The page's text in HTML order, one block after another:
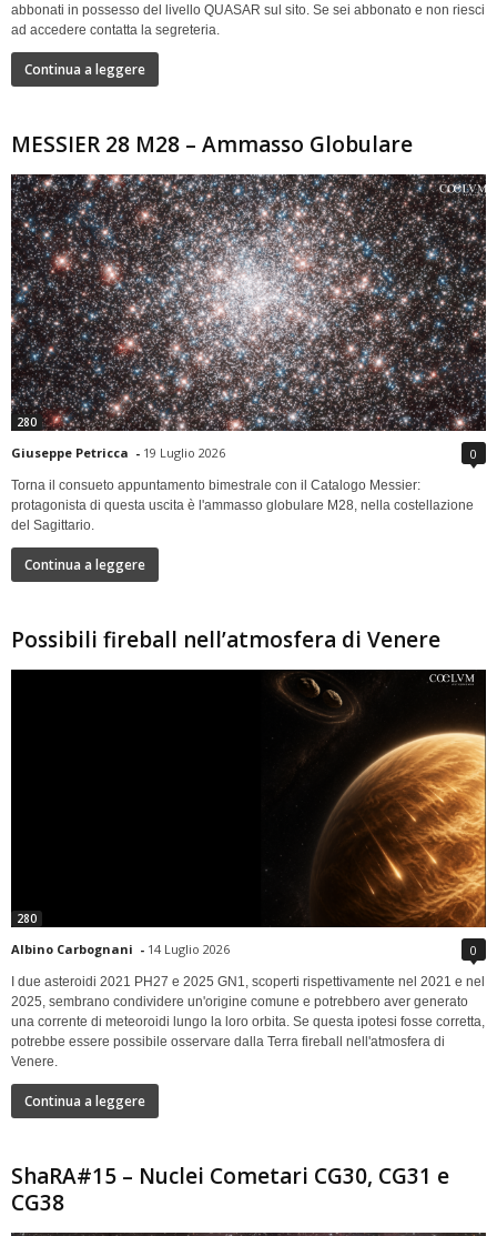
abbonati in possesso del livello QUASAR sul sito. Se sei abbonato e non riesci
ad accedere contatta la segreteria.
Continua a leggere
MESSIER 28 M28 – Ammasso Globulare
280
Giuseppe Petricca - 19 Luglio 2026 0
Torna il consueto appuntamento bimestrale con il Catalogo Messier:
protagonista di questa uscita è l'ammasso globulare M28, nella costellazione
del Sagittario.
Continua a leggere
Possibili fireball nell’atmosfera di Venere
280
Albino Carbognani - 14 Luglio 2026 0
I due asteroidi 2021 PH27 e 2025 GN1, scoperti rispettivamente nel 2021 e nel
2025, sembrano condividere un'origine comune e potrebbero aver generato
una corrente di meteoroidi lungo la loro orbita. Se questa ipotesi fosse corretta,
potrebbe essere possibile osservare dalla Terra fireball nell'atmosfera di
Venere.
Continua a leggere
ShaRA#15 – Nuclei Cometari CG30, CG31 e
CG38